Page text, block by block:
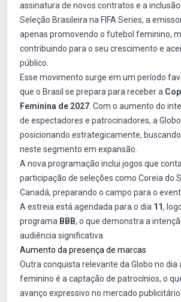
assinatura de novos contratos e a
Seleção Brasileira na FIFA Series, a
apenas promovendo o futebol feminino,
contribuindo para o seu crescimento e
público.
Esse movimento surge em um período
que o Brasil se prepara para receber a
Feminina de 2027 . Com o aumento do
de espectadores e patrocinadores, a
posicionando estrategicamente,
neste segmento em expansão.
A nova programação inclui jogos que
participação de seleções como Coreia do
Canadá, preparando o campo para o
A estreia está agendada para o dia 11,
programa BBB, o que demonstra a
audiência significativa.
Aumento da presença de marcas
Outra conquista relevante da Globo no dia
feminino é a captação de patrocínios, o
avanço expressivo no mercado